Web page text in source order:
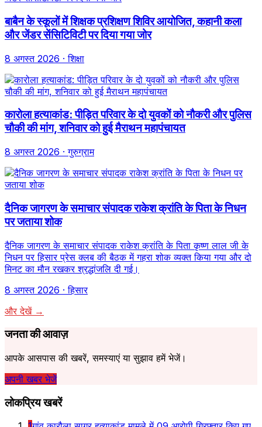
बाबैन के स्कूलों में शिक्षक प्रशिक्षण शिविर आयोजित, कहानी कला
और जेंडर सेंसिटिविटी पर दिया गया जोर
8 अगस्त 2026 · शिक्षा
कारोला हत्याकांड: पीड़ित परिवार के दो युवकों को नौकरी और पुलिस
चौकी की मांग, शनिवार को हुई मैराथन महापंचायत
8 अगस्त 2026 · गुरुग्राम
दैनिक जागरण के समाचार संपादक राकेश क्रांति के पिता के निधन
पर जताया शोक
दैनिक जागरण के समाचार संपादक राकेश क्रांति के पिता कृष्ण लाल जी के
निधन पर हिसार प्रेस क्लब की बैठक में गहरा शोक व्यक्त किया गया और दो
मिनट का मौन रखकर श्रद्धांजलि दी गई।
8 अगस्त 2026 · हिसार
और देखें →
जनता की आवाज़
आपके आसपास की खबरें, समस्याएं या सुझाव हमें भेजें।
अपनी खबर भेजें
लोकप्रिय खबरें